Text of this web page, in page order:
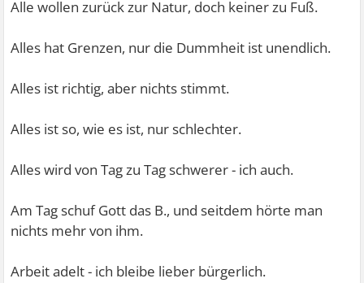
Alle wollen zurück zur Natur, doch keiner zu Fuß.
Alles hat Grenzen, nur die Dummheit ist unendlich.
Alles ist richtig, aber nichts stimmt.
Alles ist so, wie es ist, nur schlechter.
Alles wird von Tag zu Tag schwerer - ich auch.
Am Tag schuf Gott das B., und seitdem hörte man
nichts mehr von ihm.
Arbeit adelt - ich bleibe lieber bürgerlich.